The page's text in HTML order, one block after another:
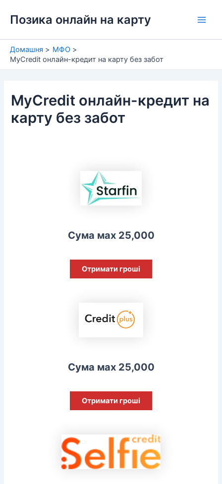
Позика онлайн на карту
Домашня
МФО
MyCredit онлайн-кредит на карту без забот
MyCredit онлайн-кредит на
карту без забот
Сума мах 25,000
Отримати гроші
Сума мах 25,000
Отримати гроші